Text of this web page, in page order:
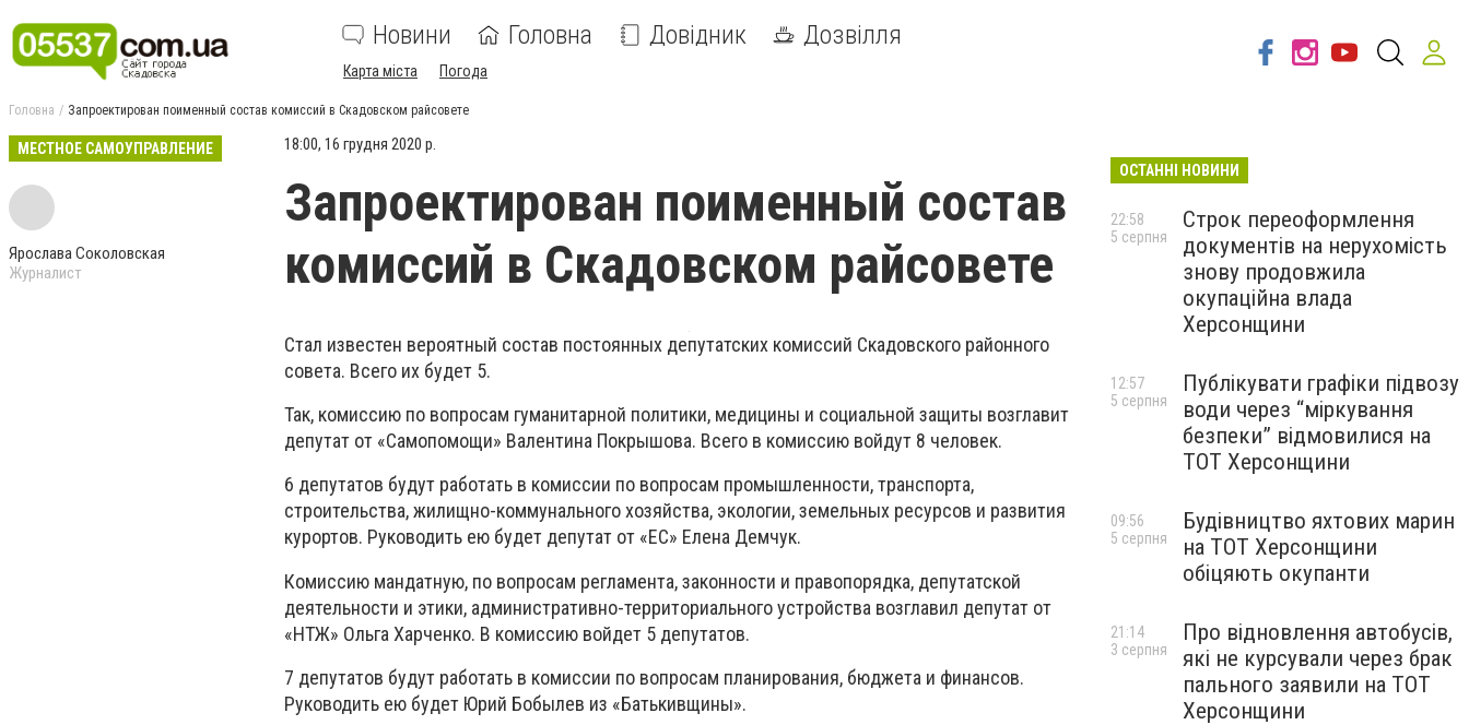
Новини Головна Довідник Дозвілля
Карта міста Погода
Головна Запроектирован поименный состав комиссий в Скадовском райсовете
МЕСТНОЕ САМОУПРАВЛЕНИЕ
Ярослава Соколовская
Журналист
18:00, 16 грудня 2020 р.
Запроектирован поименный состав
комиссий в Скадовском райсовете
Стал известен вероятный состав постоянных депутатских комиссий Скадовского районного
совета. Всего их будет 5.
Так, комиссию по вопросам гуманитарной политики, медицины и социальной защиты возглавит
депутат от «Самопомощи» Валентина Покрышова. Всего в комиссию войдут 8 человек.
6 депутатов будут работать в комиссии по вопросам промышленности, транспорта,
строительства, жилищно-коммунального хозяйства, экологии, земельных ресурсов и развития
курортов. Руководить ею будет депутат от «ЕС» Елена Демчук.
Комиссию мандатную, по вопросам регламента, законности и правопорядка, депутатской
деятельности и этики, административно-территориального устройства возглавил депутат от
«НТЖ» Ольга Харченко. В комиссию войдет 5 депутатов.
7 депутатов будут работать в комиссии по вопросам планирования, бюджета и финансов.
Руководить ею будет Юрий Бобылев из «Батькивщины».
ОСТАННІ НОВИНИ
Строк переоформлення
документів на нерухомість
знову продовжила
окупаційна влада
Херсонщини
22:58
5 серпня
Публікувати графіки підвозу
води через “міркування
безпеки” відмовилися на
ТОТ Херсонщини
12:57
5 серпня
Будівництво яхтових марин
на ТОТ Херсонщини
обіцяють окупанти
09:56
5 серпня
Про відновлення автобусів,
які не курсували через брак
пального заявили на ТОТ
Херсонщини
21:14
3 серпня